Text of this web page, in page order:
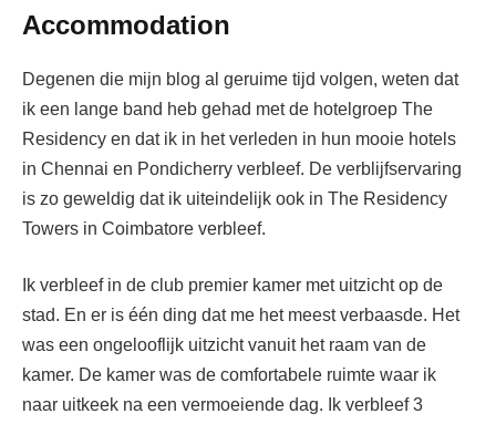
Accommodation
Degenen die mijn blog al geruime tijd volgen, weten dat
ik een lange band heb gehad met de hotelgroep The
Residency en dat ik in het verleden in hun mooie hotels
in Chennai en Pondicherry verbleef. De verblijfservaring
is zo geweldig dat ik uiteindelijk ook in The Residency
Towers in Coimbatore verbleef.
Ik verbleef in de club premier kamer met uitzicht op de
stad. En er is één ding dat me het meest verbaasde. Het
was een ongelooflijk uitzicht vanuit het raam van de
kamer. De kamer was de comfortabele ruimte waar ik
naar uitkeek na een vermoeiende dag. Ik verbleef 3